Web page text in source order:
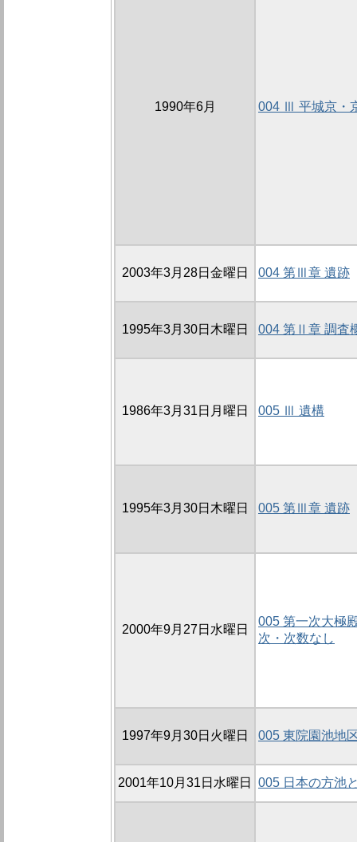
1990年6月 004 Ⅲ 平城京・
2003年3月28日金曜日 004 第Ⅲ章 遺跡
1995年3月30日木曜日 004 第Ⅱ章 調査
1986年3月31日月曜日 005 Ⅲ 遺構
1995年3月30日木曜日 005 第Ⅲ章 遺跡
2000年9月27日水曜日
005 第一次大極
次・次数なし
1997年9月30日火曜日 005 東院園池地
2001年10月31日水曜日 005 日本の方池